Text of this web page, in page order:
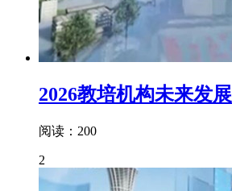
2026教培机构未来发展
阅读：200
2